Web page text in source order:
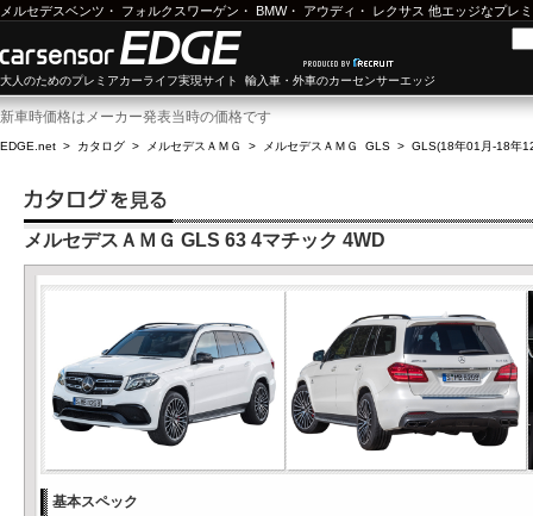
メルセデスベンツ ・ フォルクスワーゲン ・ BMW・ アウディ ・ レクサス 他エッジなプレ
大人のためのプレミアカーライフ実現サイト 輸入車・外車のカーセンサーエッジ
新車時価格はメーカー発表当時の価格です
EDGE.net > カタログ > メルセデスＡＭＧ > メルセデスＡＭＧ GLS > GLS(18年01月-18年
メルセデスＡＭＧ GLS 63 4マチック 4WD
基本スペック